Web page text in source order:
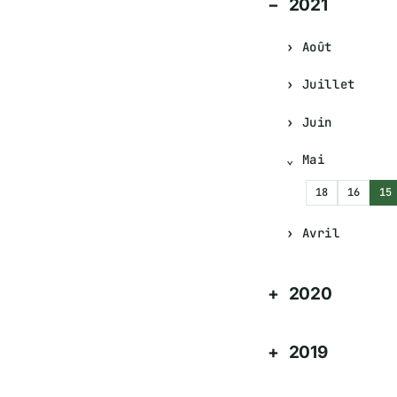
2021
Août
Juillet
Juin
Mai
18 16 15
Avril
2020
2019